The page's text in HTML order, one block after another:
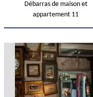
Débarras de maison et
appartement 11